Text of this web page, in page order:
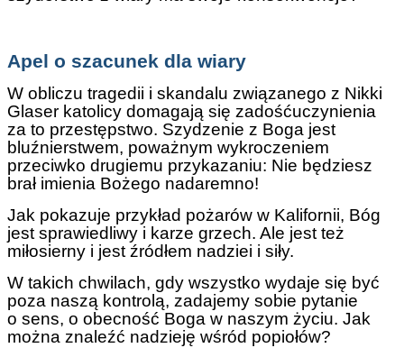
Apel o szacunek dla wiary
W obliczu tragedii i skandalu związanego z Nikki
Glaser katolicy domagają się zadośćuczynienia
za to przestępstwo. Szydzenie z Boga jest
bluźnierstwem, poważnym wykroczeniem
przeciwko drugiemu przykazaniu: Nie będziesz
brał imienia Bożego nadaremno!
Jak pokazuje przykład pożarów w Kalifornii, Bóg
jest sprawiedliwy i karze grzech. Ale jest też
miłosierny i jest źródłem nadziei i siły.
W takich chwilach, gdy wszystko wydaje się być
poza naszą kontrolą, zadajemy sobie pytanie
o sens, o obecność Boga w naszym życiu. Jak
można znaleźć nadzieję wśród popiołów?